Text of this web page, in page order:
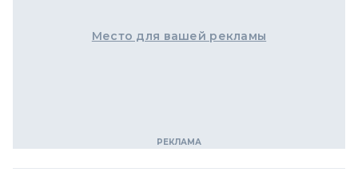
Место для вашей рекламы